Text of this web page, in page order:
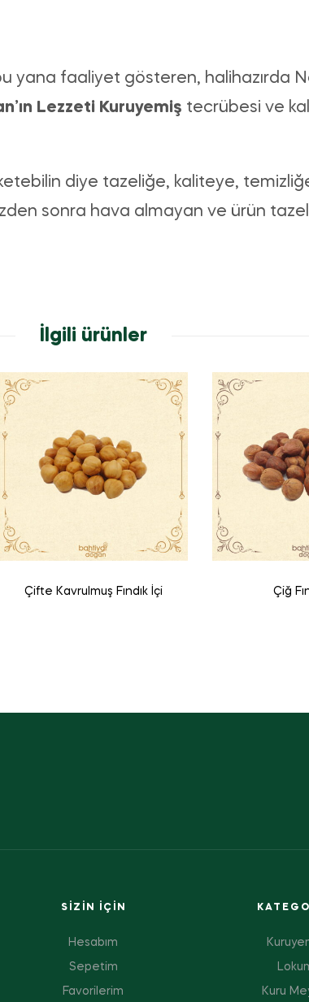
yana faaliyet gösteren, halihazırda
Lezzeti Kuruyemiş tecrübesi ve
diye tazeliğe, kaliteye,
sonra hava almayan ve ürün
İlgili ürünler
Çifte Kavrulmuş Fındık İçi Çiğ
SIZIN IÇIN
Hesabım
Sepetim
Favorilerim Kuru